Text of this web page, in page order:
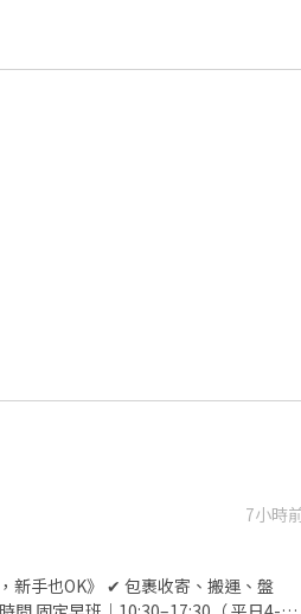
7小時
新手也OK》 ✔ 包裹收寄、搬運、盤